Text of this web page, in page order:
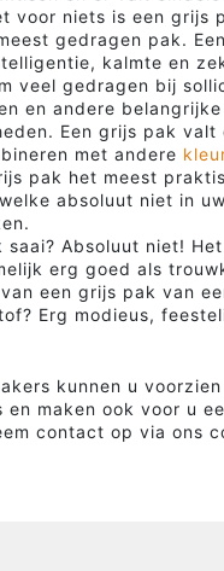
voor niets is een grijs
gedragen pak.
kalmte en
veel gedragen bij
en andere
Een grijs pak valt
met andere
pak het meest
absoluut niet in
saai? Absoluut niet!
erg goed als
een grijs pak van
Erg modieus,
kunnen u
en maken ook voor u
contact op via ons